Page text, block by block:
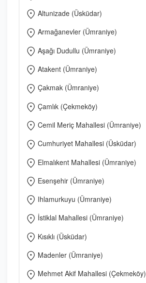
Altunizade (Üsküdar)
Armağanevler (Ümraniye)
Aşağı Dudullu (Ümraniye)
Atakent (Ümraniye)
Çakmak (Ümraniye)
Çamlık (Çekmeköy)
Cemil Meriç Mahallesi (Ümraniye)
Cumhuriyet Mahallesi (Üsküdar)
Elmalıkent Mahallesi (Ümraniye)
Esenşehir (Ümraniye)
Ihlamurkuyu (Ümraniye)
İstiklal Mahallesi (Ümraniye)
Kısıklı (Üsküdar)
Madenler (Ümraniye)
Mehmet Akif Mahallesi (Çekmeköy)